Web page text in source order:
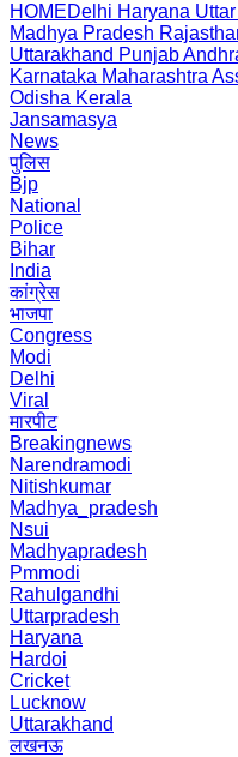
HOMEDelhi Haryana
Madhya Pradesh
Uttarakhand Punjab
Karnataka Maharashtra
Odisha Kerala
Jansamasya
News
पुलिस
Bjp
National
Police
Bihar
India
कांग्रेस
भाजपा
Congress
Modi
Delhi
Viral
मारपीट
Breakingnews
Narendramodi
Nitishkumar
Madhya_pradesh
Nsui
Madhyapradesh
Pmmodi
Rahulgandhi
Uttarpradesh
Haryana
Hardoi
Cricket
Lucknow
Uttarakhand
लखनऊ